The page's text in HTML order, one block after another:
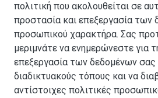
πολιτική που ακολουθείται σε
προστασία και επεξεργασία των
προσωπικού χαρακτήρα. Σας
μεριμνάτε να ενημερώνεστε για
επεξεργασία των δεδομένων
διαδικτυακούς τόπους και να
αντίστοιχες πολιτικές